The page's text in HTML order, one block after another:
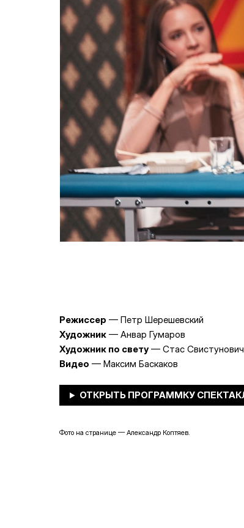
Режиссер — Петр Шерешевский
Художник — Анвар Гумаров
Художник по свету — Стас Свистунович
Видео — Максим Баскаков
Фото на странице — Александр Коптяев.